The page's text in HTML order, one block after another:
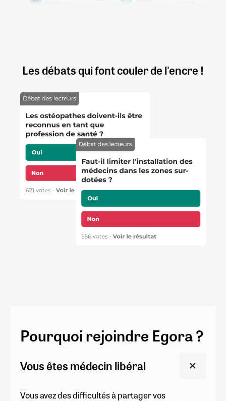
Les débats qui font couler de l'encre !
Pourquoi rejoindre Egora ?
Vous êtes médecin libéral
Vous avez des difficultés à partager vos